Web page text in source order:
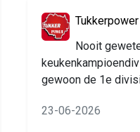
Tukkerpower
Nooit
gewoon de 1e
23-06-2026